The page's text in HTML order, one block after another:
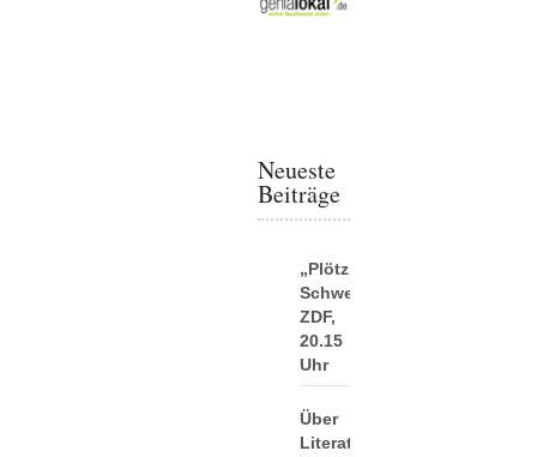
Neueste
Beiträge
„Plötzlich
Schwester“:
ZDF,
20.15
Uhr
Über
Literatur